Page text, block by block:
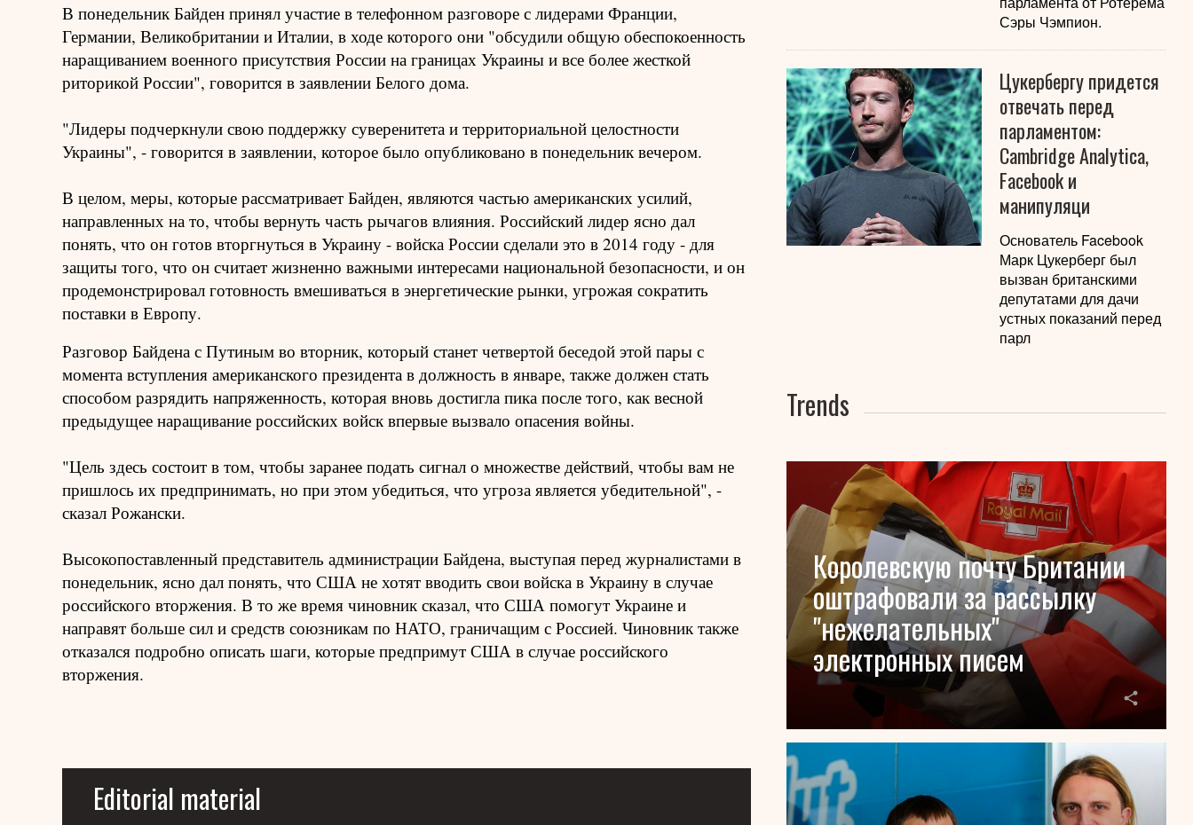
В понедельник Байден принял участие в телефонном разговоре с лидерами Франции,
Германии, Великобритании и Италии, в ходе которого они "обсудили общую обеспокоенность
наращиванием военного присутствия России на границах Украины и все более жесткой
риторикой России", говорится в заявлении Белого дома.
"Лидеры подчеркнули свою поддержку суверенитета и территориальной целостности
Украины", - говорится в заявлении, которое было опубликовано в понедельник вечером.
В целом, меры, которые рассматривает Байден, являются частью американских усилий,
направленных на то, чтобы вернуть часть рычагов влияния. Российский лидер ясно дал
понять, что он готов вторгнуться в Украину - войска России сделали это в 2014 году - для
защиты того, что он считает жизненно важными интересами национальной безопасности, и он
продемонстрировал готовность вмешиваться в энергетические рынки, угрожая сократить
поставки в Европу.
Разговор Байдена с Путиным во вторник, который станет четвертой беседой этой пары с
момента вступления американского президента в должность в январе, также должен стать
способом разрядить напряженность, которая вновь достигла пика после того, как весной
предыдущее наращивание российских войск впервые вызвало опасения войны.
"Цель здесь состоит в том, чтобы заранее подать сигнал о множестве действий, чтобы вам не
пришлось их предпринимать, но при этом убедиться, что угроза является убедительной", -
сказал Рожански.
Высокопоставленный представитель администрации Байдена, выступая перед журналистами в
понедельник, ясно дал понять, что США не хотят вводить свои войска в Украину в случае
российского вторжения. В то же время чиновник сказал, что США помогут Украине и
направят больше сил и средств союзникам по НАТО, граничащим с Россией. Чиновник также
отказался подробно описать шаги, которые предпримут США в случае российского
вторжения.
Editorial material
Сэры Чэмпион.
Цукербергу придется
отвечать перед
парламентом:
Cambridge Analytica,
Facebook и
манипуляци
Основатель Facebook
Марк Цукерберг был
вызван британскими
депутатами для дачи
устных показаний перед
парл
Trends
Королевскую почту Британии
оштрафовали за рассылку
"нежелательных"
электронных писем